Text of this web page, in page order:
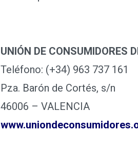
UNIÓN DE CONSUMIDORES
Teléfono: (+34) 963 737 161
Pza. Barón de Cortés, s/n
46006 – VALENCIA